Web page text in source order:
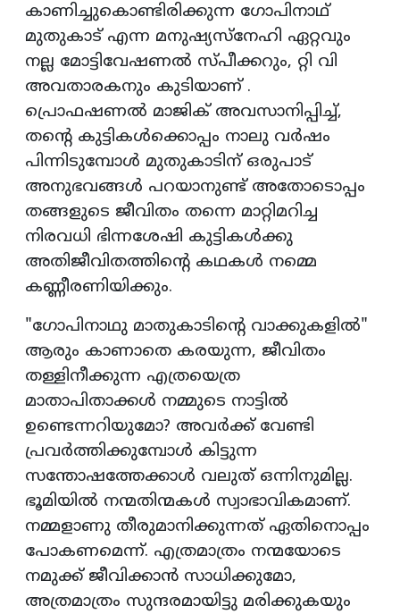
കാണിച്ചുകൊണ്ടിരിക്കുന്ന ഗോപിനാഥ്
മുതുകാട് എന്ന മനുഷ്യസ്നേഹി ഏറ്റവും
നല്ല മോട്ടിവേഷണൽ സ്‌പീക്കറും, റ്റി വി
അവതാരകനും കുടിയാണ് .
പ്രൊഫഷണല്‍ മാജിക് അവസാനിപ്പിച്ച്,
തന്റെ കുട്ടികള്‍ക്കൊപ്പം നാലു വര്‍ഷം
പിന്നിടുമ്പോള്‍ മുതുകാടിന് ഒരുപാട്
അനുഭവങ്ങൾ പറയാനുണ്ട് അതോടൊപ്പം
തങ്ങളുടെ ജീവിതം തന്നെ മാറ്റിമറിച്ച
നിരവധി ഭിന്നശേഷി കുട്ടികൾക്കു
അതിജീവിതത്തിന്റെ കഥകൾ നമ്മെ
കണ്ണീരണിയിക്കും.
"ഗോപിനാഥു മാതുകാടിന്റെ വാക്കുകളിൽ"
ആരും കാണാതെ കരയുന്ന, ജീവിതം
തള്ളിനീക്കുന്ന എത്രയെത്ര
മാതാപിതാക്കള്‍ നമ്മുടെ നാട്ടില്‍
ഉണ്ടെന്നറിയുമോ? അവര്‍ക്ക് വേണ്ടി
പ്രവര്‍ത്തിക്കുമ്പോള്‍ കിട്ടുന്ന
സന്തോഷത്തേക്കാള്‍ വലുത് ഒന്നിനുമില്ല.
ഭൂമിയിൽ നന്മതിന്മകൾ സ്വാഭാവികമാണ്.
നമ്മളാണു തീരുമാനിക്കുന്നത് ഏതിനൊപ്പം
പോകണമെന്ന്. എത്രമാത്രം നന്മയോടെ
നമുക്ക്‌ ജീവിക്കാൻ സാധിക്കുമോ,
അത്രമാത്രം സുന്ദരമായിട്ടു മരിക്കുകയും